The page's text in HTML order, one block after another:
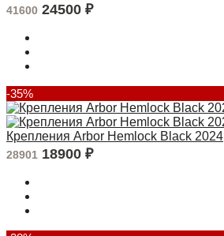
41600 24500 ₽
-35%
Крепления Arbor Hemlock Black 2024
28901 18900 ₽